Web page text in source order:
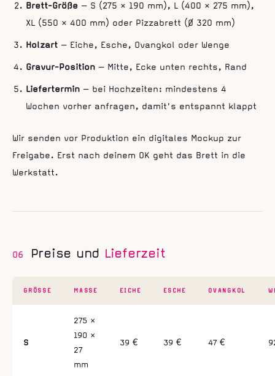
Brett-Größe — S (275 × 190 mm), L (400 × 275 mm),
XL (550 × 400 mm) oder Pizzabrett (Ø 320 mm)
Holzart — Eiche, Esche, Ovangkol oder Wenge
Gravur-Position — Mitte, Ecke unten rechts, Rand
Liefertermin — bei Hochzeiten: mindestens 4
Wochen vorher anfragen, damit's entspannt klappt
Wir senden vor Produktion ein digitales Mockup zur
Freigabe. Erst nach deinem OK geht das Brett in die
Werkstatt.
06 Preise und Lieferzeit
GRÖSSE MASSE EICHE ESCHE OVANGKOL
S
275 ×
190 ×
27
mm
39 € 39 € 47 €